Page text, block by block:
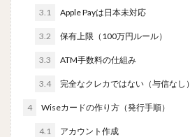
3.1 Apple Payは日本未対応
3.2 保有上限（100万円ルール）
3.3 ATM手数料の仕組み
3.4 完全なクレカではない（与信なし）
4 Wiseカードの作り方（発行手順）
4.1 アカウント作成